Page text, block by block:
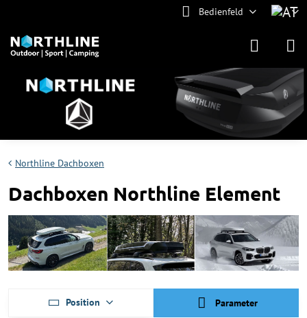
Bedienfeld
Northline Dachboxen
Dachboxen Northline Element
Position Parameter